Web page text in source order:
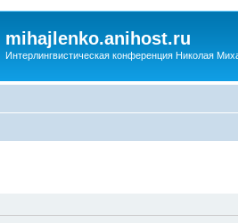
mihajlenko.anihost.ru
Интерлингвистическая конференция Николая